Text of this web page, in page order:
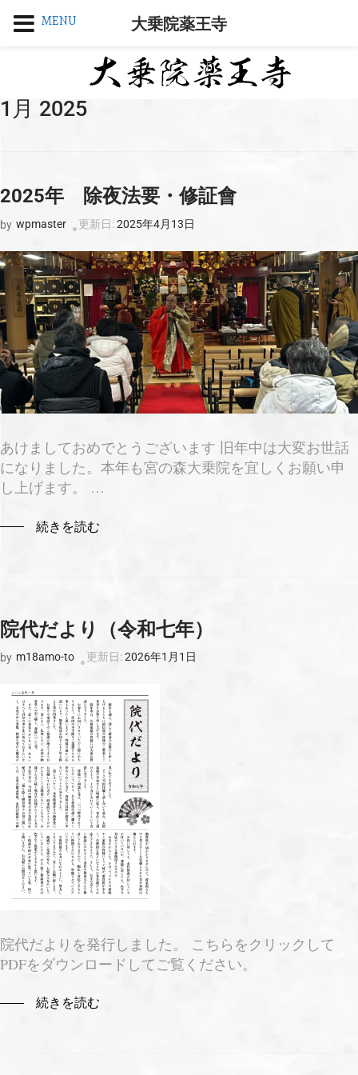
1月 2025
2025年 除夜法要・修証會
by wpmaster 更新日:2025年4月13日
あけましておめでとうございます 旧年中は大変お世話
になりました。本年も宮の森大乗院を宜しくお願い申
し上げます。 …
続きを読む
院代だより（令和七年）
by m18amo-to 更新日:2026年1月1日
院代だよりを発行しました。 こちらをクリックして
PDFをダウンロードしてご覧ください。
続きを読む
MENU 大乗院薬王寺